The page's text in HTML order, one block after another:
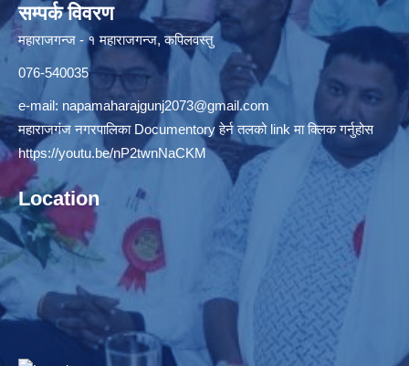
सम्पर्क विवरण
महाराजगन्ज - १ महाराजगन्ज, कपिलवस्तु
076-540035
e-mail: napamaharajgunj2073@gmail.com
महाराजगंज नगरपालिका Documentory हेर्न तलको link मा क्लिक गर्नुहोस
https://youtu.be/nP2twnNaCKM
Location